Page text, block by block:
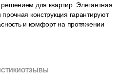
для квартир. Элегантная
конструкция гарантируют
и комфорт на протяжении
ОТЗЫВЫ